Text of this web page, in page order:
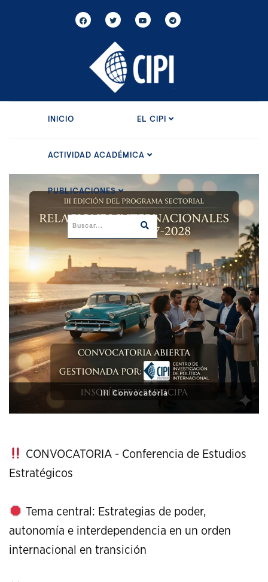
INICIO EL CIPI
ACTIVIDAD ACADÉMICA
PUBLICACIONES
XI Conference on Strategic Studies
CONVOCATORIA - Conferencia de Estudios
Estratégicos
Tema central: Estrategias de poder,
autonomía e interdependencia en un orden
internacional en transición